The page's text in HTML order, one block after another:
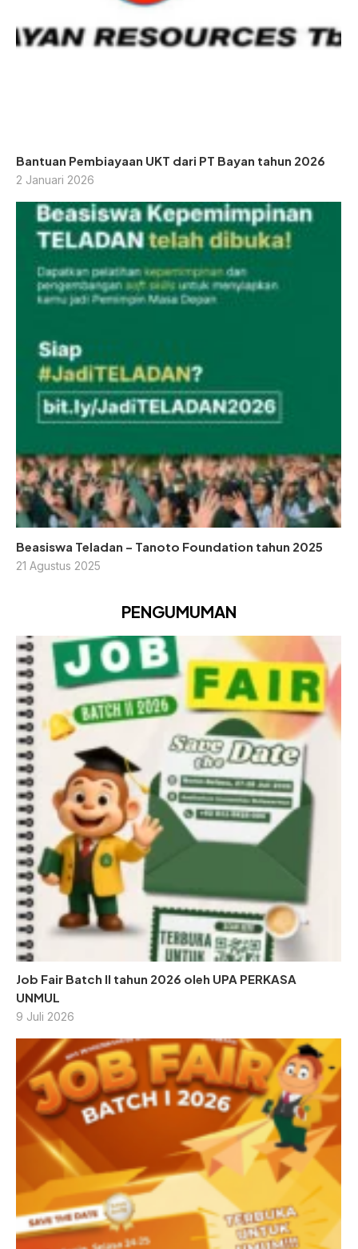
Bantuan Pembiayaan UKT dari PT Bayan tahun 2026
2 Januari 2026
Beasiswa Teladan – Tanoto Foundation tahun 2025
21 Agustus 2025
PENGUMUMAN
Job Fair Batch II tahun 2026 oleh UPA PERKASA
UNMUL
9 Juli 2026